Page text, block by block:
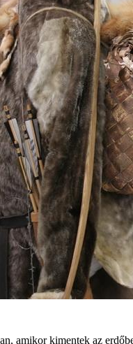
amikor kimentek az